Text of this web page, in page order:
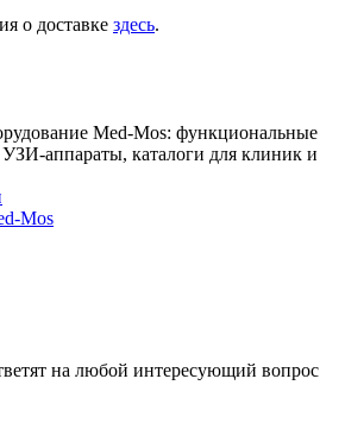
о доставке здесь.
Med-Mos: функциональные
аппараты, каталоги для клиник и
Mos
на любой интересующий вопрос